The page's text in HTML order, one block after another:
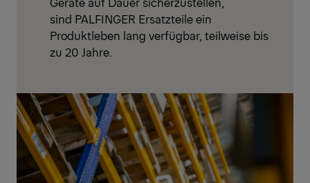
sind PALFINGER Ersatzteile ein
Produktleben lang verfügbar, teilweise bis
zu 20 Jahre.